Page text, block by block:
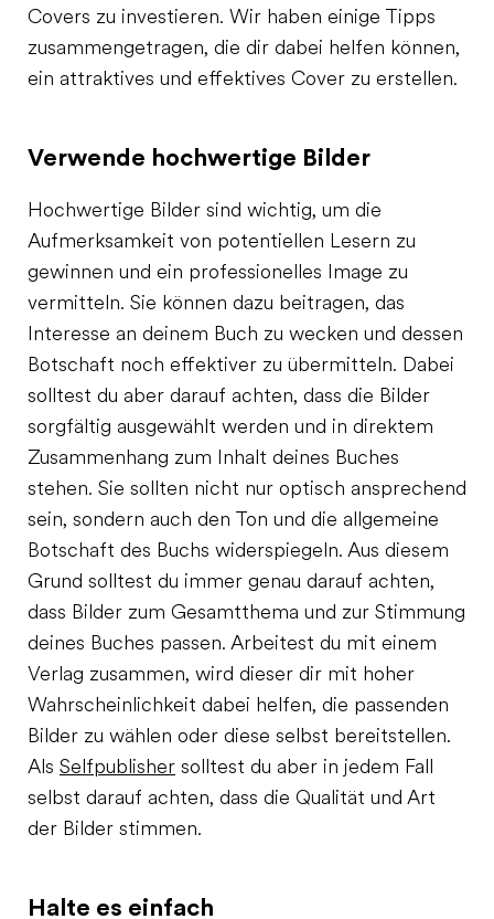
Covers zu investieren. Wir haben einige Tipps
zusammengetragen, die dir dabei helfen können,
ein attraktives und effektives Cover zu erstellen.
Verwende hochwertige Bilder
Hochwertige Bilder sind wichtig, um die
Aufmerksamkeit von potentiellen Lesern zu
gewinnen und ein professionelles Image zu
vermitteln. Sie können dazu beitragen, das
Interesse an deinem Buch zu wecken und dessen
Botschaft noch effektiver zu übermitteln. Dabei
solltest du aber darauf achten, dass die Bilder
sorgfältig ausgewählt werden und in direktem
Zusammenhang zum Inhalt deines Buches
stehen. Sie sollten nicht nur optisch ansprechend
sein, sondern auch den Ton und die allgemeine
Botschaft des Buchs widerspiegeln. Aus diesem
Grund solltest du immer genau darauf achten,
dass Bilder zum Gesamtthema und zur Stimmung
deines Buches passen. Arbeitest du mit einem
Verlag zusammen, wird dieser dir mit hoher
Wahrscheinlichkeit dabei helfen, die passenden
Bilder zu wählen oder diese selbst bereitstellen.
Als Selfpublisher solltest du aber in jedem Fall
selbst darauf achten, dass die Qualität und Art
der Bilder stimmen.
Halte es einfach